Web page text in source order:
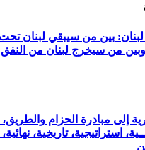
بين من سيبقي لبنان تحت
وبين من سيخرج لبنان من
إلى مبادرة الحزام والطريق،
استراتيجية، تاريخية،